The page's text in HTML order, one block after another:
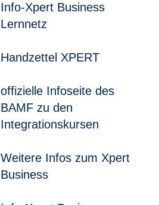
Info-Xpert Business
Lernnetz
Handzettel XPERT
offizielle Infoseite des
BAMF zu den
Integrationskursen
Weitere Infos zum Xpert
Business